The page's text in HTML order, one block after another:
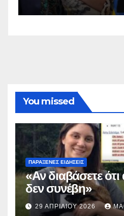
You missed
ΠΑΡΆΞΕΝΕΣ ΕΙΔΉΣΕΙΣ
«Αν διαβάσετε
δεν συνέβη»
29 ΑΠΡΙΛΊΟΥ 2026